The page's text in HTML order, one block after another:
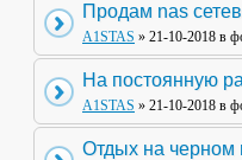
Продам nas
A1STAS » 21-10-2018 в
На постоянную
A1STAS » 21-10-2018 в
Отдых на черном